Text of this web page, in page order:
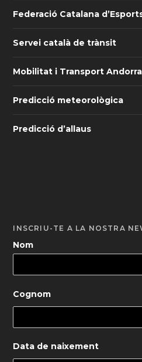
Federació Catalana
Servei català de trànsit
Mobilitat i Transport Andorra
Predicció meteorològica
Predicció d’allaus
INSCRIU-TE A LA NOSTRA
Nom
Cognom
Data de naixement